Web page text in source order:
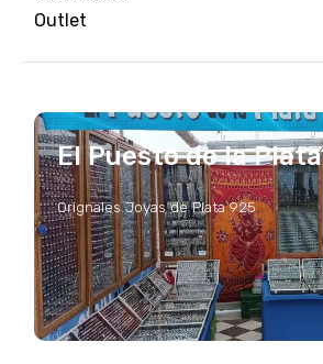
Outlet
El Puesto de la Plata
Orignales Joyas de Plata 925